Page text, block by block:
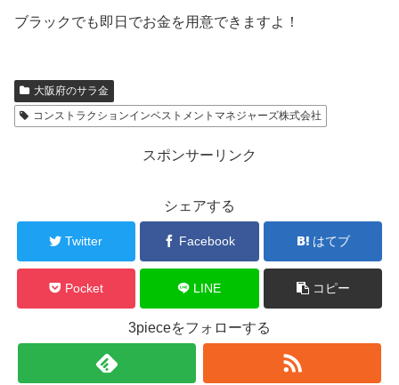
ブラックでも即日でお金を用意できますよ！
大阪府のサラ金
コンストラクションインベストメントマネジャーズ株式会社
スポンサーリンク
シェアする
Twitter Facebook はてブ
Pocket LINE コピー
3pieceをフォローする